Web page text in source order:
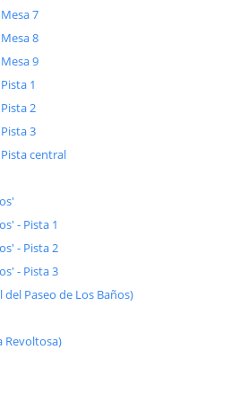
7
8
9
1
2
3
central
- Pista 1
- Pista 2
- Pista 3
Paseo de Los Baños)
Revoltosa)